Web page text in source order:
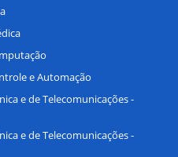
e Automação
e de Telecomunicações -
e de Telecomunicações -